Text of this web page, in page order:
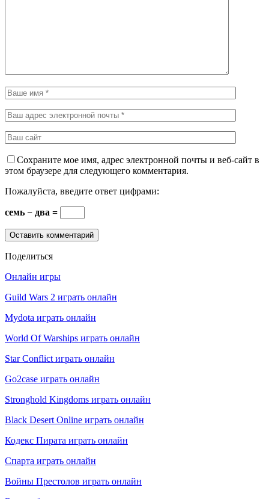
Сохраните мое имя, адрес электронной почты и веб-сайт в
этом браузере для следующего комментария.
Пожалуйста, введите ответ цифрами:
семь − два =
Поделиться
Онлайн игры
Guild Wars 2 играть онлайн
Mydota играть онлайн
World Of Warships играть онлайн
Star Conflict играть онлайн
Go2case играть онлайн
Stronghold Kingdoms играть онлайн
Black Desert Online играть онлайн
Кодекс Пирата играть онлайн
Спарта играть онлайн
Войны Престолов играть онлайн